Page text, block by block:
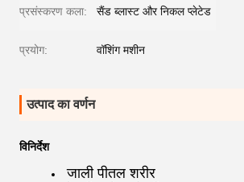
प्रसंस्करण कला: सैंड ब्लास्ट और निकल प्लेटेड
प्रयोग: वॉशिंग मशीन
उत्पाद का वर्णन
विनिर्देश
जाली पीतल शरीर